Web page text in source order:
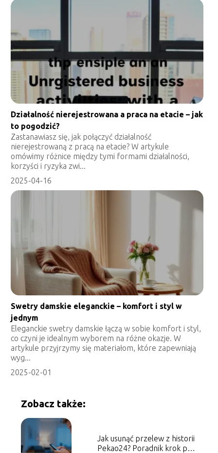
Działalność nierejestrowana a praca na etacie – jak
to pogodzić?
Zastanawiasz się, jak połączyć działalność
nierejestrowaną z pracą na etacie? W artykule
omówimy różnice między tymi formami działalności,
korzyści i ryzyka zwi...
2025-04-16
Swetry damskie eleganckie – komfort i styl w
jednym
Eleganckie swetry damskie łączą w sobie komfort i styl,
co czyni je idealnym wyborem na różne okazje. W
artykule przyjrzymy się materiałom, które zapewniają
wyg...
2025-02-01
Zobacz także:
Jak usunąć przelew z historii
Pekao24? Poradnik krok po